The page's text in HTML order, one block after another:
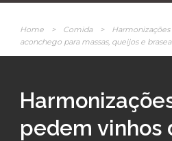
Home > Comida >
aconchego para massas, queijos e
pedem vinhos